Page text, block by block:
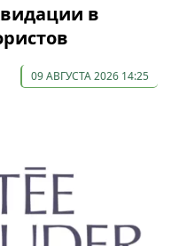
в
09 АВГУСТА 2026 14:25